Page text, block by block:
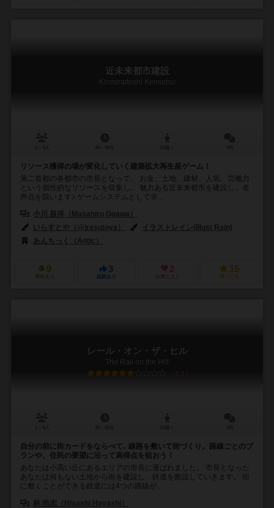
近未来都市建設
Kinmiraitoshi Kensetsu
リソース獲得の場が変化していく建築拡大再生産ゲーム！
第二首都の各都市の市長となって、 お金、土地、建材、人気、労働力
という個性的なリソースを収集し、 魅力ある近未来都市を建設し、名
声点を競います♪ ゲームシステムとして非...
小川 昌洋（Masahiro Ogawa）
いらすとや（@irasutoya）
イラストレイン(Illust Rain)
あんちっく（Antic）
9
興味あり
3
経験あり
2
お気に入り
15
持ってる
レール・オン・ザ・ヒル
The Rail on the Hill
6.1
自分の前に街カードをならべて､ 線路を敷いて街づくり。路線ごとのプ
ランや、住民の要望に沿って高得点を狙おう！
あなたは小高い丘にあるエリアの市長に選ばれました。 市長となった
あなたは何もない土地から街を建設し、鉄道を敷設していきます。 街
に敷くことができる鉄道には4つの路線が...
林 尚志（Hisashi Hayashi）